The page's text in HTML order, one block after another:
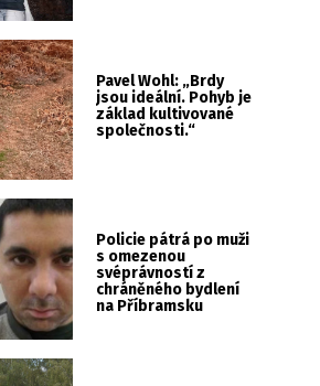
Pavel Wohl: „Brdy
jsou ideální. Pohyb je
základ kultivované
společnosti.“
Policie pátrá po muži
s omezenou
svéprávností z
chráněného bydlení
na Příbramsku